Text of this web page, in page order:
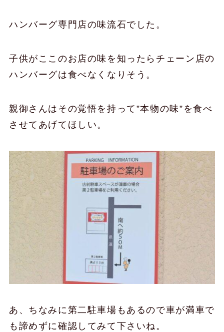
ハンバーグ専門店の味流石でした。
子供がここのお店の味を知ったらチェーン店の
ハンバーグは食べなくなりそう。
親御さんはその覚悟を持って”本物の味”を食べ
させてあげてほしい。
あ、ちなみに第二駐車場もあるので車が満車で
も諦めずに確認してみて下さいね。